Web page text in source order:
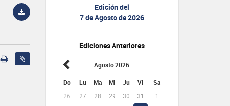
Edición del
7 de Agosto de 2026
Ediciones Anteriores
Agosto 2026
Do Lu Ma Mi Ju Vi Sa
26 27 28 29 30 31
1